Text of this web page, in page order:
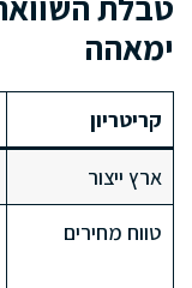
ימאהה
קריטריון
ארץ ייצור
טווח מחירים